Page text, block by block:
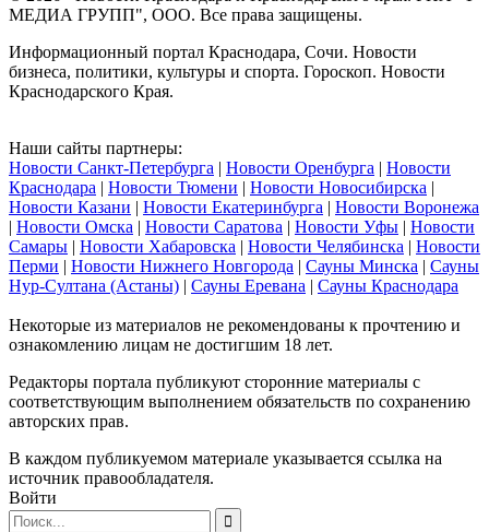
МЕДИА ГРУПП", ООО. Все права защищены.
Информационный портал Краснодара, Сочи. Новости
бизнеса, политики, культуры и спорта. Гороскоп. Новости
Краснодарского Края.
Наши сайты партнеры:
Новости Санкт-Петербурга | Новости Оренбурга | Новости
Краснодара | Новости Тюмени | Новости Новосибирска |
Новости Казани | Новости Екатеринбурга | Новости Воронежа
| Новости Омска | Новости Саратова | Новости Уфы | Новости
Самары | Новости Хабаровска | Новости Челябинска | Новости
Перми | Новости Нижнего Новгорода | Сауны Минска | Сауны
Нур-Султана (Астаны) | Сауны Еревана | Сауны Краснодара
Некоторые из материалов не рекомендованы к прочтению и
ознакомлению лицам не достигшим 18 лет.
Редакторы портала публикуют сторонние материалы с
соответствующим выполнением обязательств по сохранению
авторских прав.
В каждом публикуемом материале указывается ссылка на
источник правообладателя.
Войти